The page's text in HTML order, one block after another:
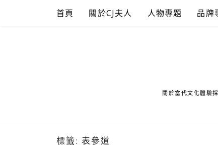
首頁 關於CJ夫人 人物專題 品牌
關於當代文化體驗
標籤: 表參道